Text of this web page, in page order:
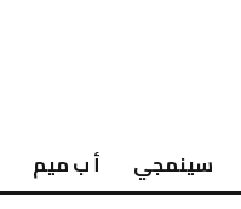
سينمجي أ ب ميم